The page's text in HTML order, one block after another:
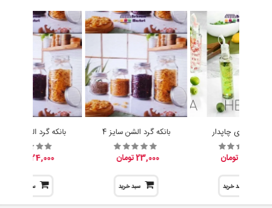
آبلیموخوری چاپدار
سبد خرید
بانکه گرد الشن سایز 4
23,000 تومان
سبد خرید
بانکه گرد الشن سایز 3
24,000 تومان
سبد خرید